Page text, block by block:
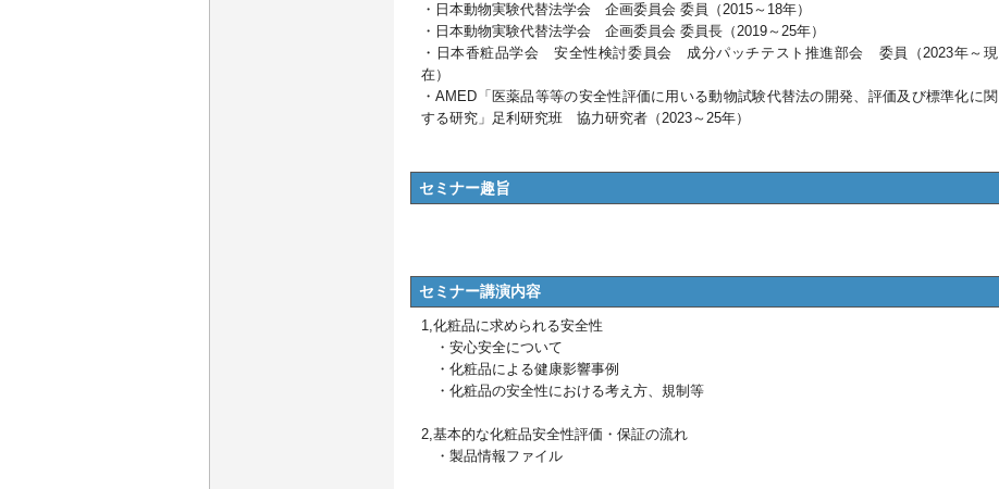
・日本動物実験代替法学会 企画委員会 委員（2015～18年）
・日本動物実験代替法学会 企画委員会 委員長（2019～25年）
・日本香粧品学会 安全性検討委員会 成分パッチテスト推進部会 委員（2023年～現
在）
・AMED「医薬品等等の安全性評価に用いる動物試験代替法の開発、評価及び標準化に関
する研究」足利研究班 協力研究者（2023～25年）
セミナー趣旨
セミナー講演内容
1,化粧品に求められる安全性
・安心安全について
・化粧品による健康影響事例
・化粧品の安全性における考え方、規制等
2,基本的な化粧品安全性評価・保証の流れ
・製品情報ファイル